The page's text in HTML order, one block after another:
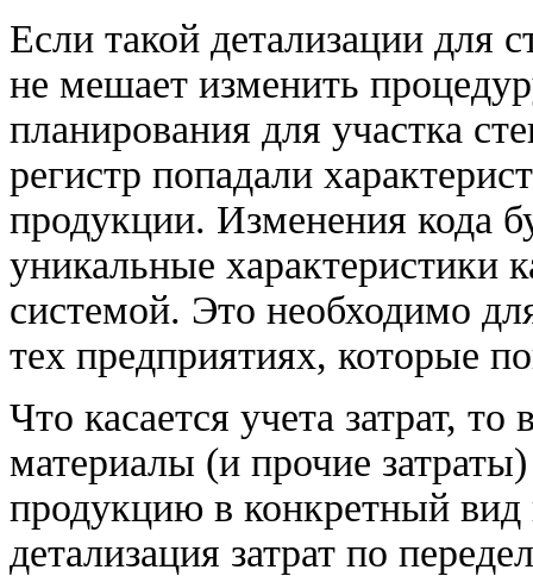
Если такой детализации для
не мешает изменить
планирования для участка
регистр попадали
продукции. Изменения кода
уникальные характеристики
системой. Это необходимо
тех предприятиях, которые
Что касается учета затрат,
материалы (и прочие
продукцию в конкретный вид
детализация затрат по